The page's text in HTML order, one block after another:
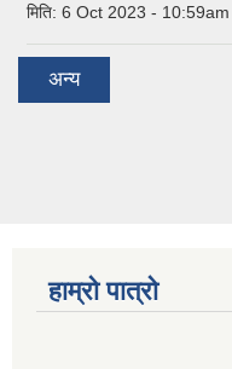
मिति: 6 Oct 2023 - 10:59am
अन्य
हाम्रो पात्रो